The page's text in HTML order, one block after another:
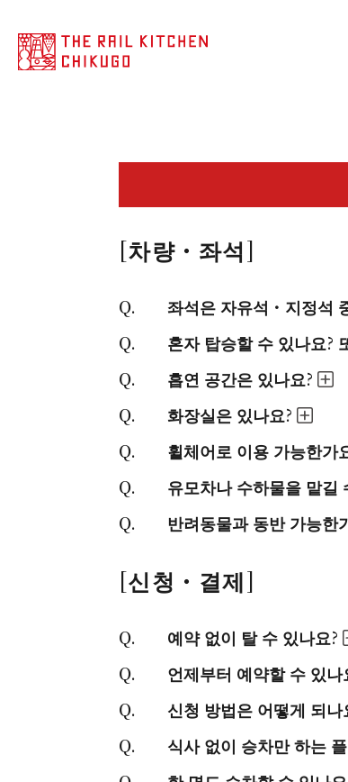
[차량・좌석]
좌석은 자유석・지정석
혼자 탑승할 수 있나요?
흡연 공간은 있나요?
화장실은 있나요?
휠체어로 이용 가능한가
유모차나 수하물을 맡길
반려동물과 동반 가능한
[신청・결제]
예약 없이 탈 수 있나요?
언제부터 예약할 수 있
신청 방법은 어떻게 되나
식사 없이 승차만 하는